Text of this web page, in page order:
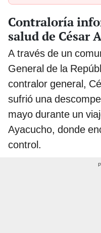
Contraloría
salud de César
A través de un
General de la
contralor general,
sufrió una
mayo durante un
Ayacucho, donde
control.